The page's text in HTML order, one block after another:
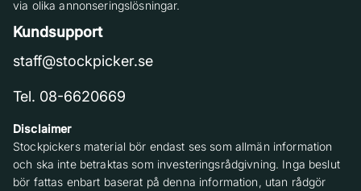
via olika annonseringslösningar.
Kundsupport
staff@stockpicker.se
Tel. 08-6620669
Disclaimer
Stockpickers material bör endast ses som allmän information
och ska inte betraktas som investeringsrådgivning. Inga beslut
bör fattas enbart baserat på denna information, utan rådgör